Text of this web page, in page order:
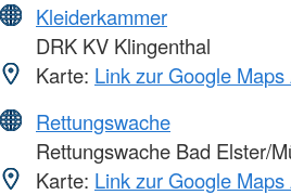
Kleiderkammer
DRK KV Klingenthal
Karte: Link zur Google
Rettungswache
Rettungswache Bad Elster/
Karte: Link zur Google